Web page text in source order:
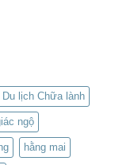
Du lịch Chữa lành
ngộ
hằng mai